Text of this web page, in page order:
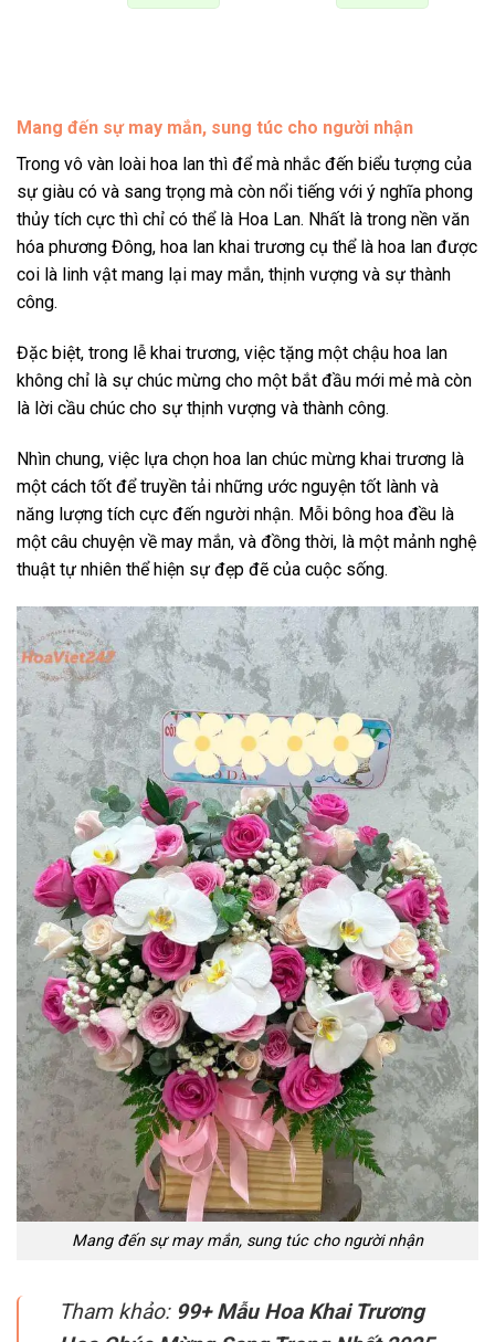
Mang đến sự may mắn, sung túc cho người nhận
Trong vô vàn loài hoa lan thì để mà nhắc đến biểu tượng của
sự giàu có và sang trọng mà còn nổi tiếng với ý nghĩa phong
thủy tích cực thì chỉ có thể là Hoa Lan. Nhất là trong nền văn
hóa phương Đông, hoa lan khai trương cụ thể là hoa lan được
coi là linh vật mang lại may mắn, thịnh vượng và sự thành
công.
Đặc biệt, trong lễ khai trương, việc tặng một chậu hoa lan
không chỉ là sự chúc mừng cho một bắt đầu mới mẻ mà còn
là lời cầu chúc cho sự thịnh vượng và thành công.
Nhìn chung, việc lựa chọn hoa lan chúc mừng khai trương là
một cách tốt để truyền tải những ước nguyện tốt lành và
năng lượng tích cực đến người nhận. Mỗi bông hoa đều là
một câu chuyện về may mắn, và đồng thời, là một mảnh nghệ
thuật tự nhiên thể hiện sự đẹp đẽ của cuộc sống.
Mang đến sự may mắn, sung túc cho người nhận
Tham khảo: 99+ Mẫu Hoa Khai Trương